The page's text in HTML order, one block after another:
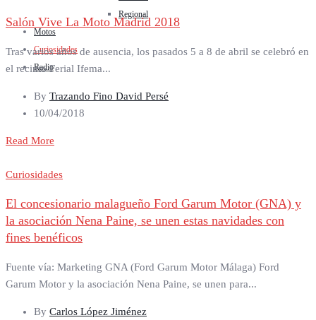
Regional
Motos
Curiosidades
Radio
Salón Vive La Moto Madrid 2018
Tras varios años de ausencia, los pasados 5 a 8 de abril se celebró en
el recinto Ferial Ifema...
By Trazando Fino David Persé
10/04/2018
Read More
Curiosidades
El concesionario malagueño Ford Garum Motor (GNA) y
la asociación Nena Paine, se unen estas navidades con
fines benéficos
Fuente vía: Marketing GNA (Ford Garum Motor Málaga) Ford
Garum Motor y la asociación Nena Paine, se unen para...
By Carlos López Jiménez